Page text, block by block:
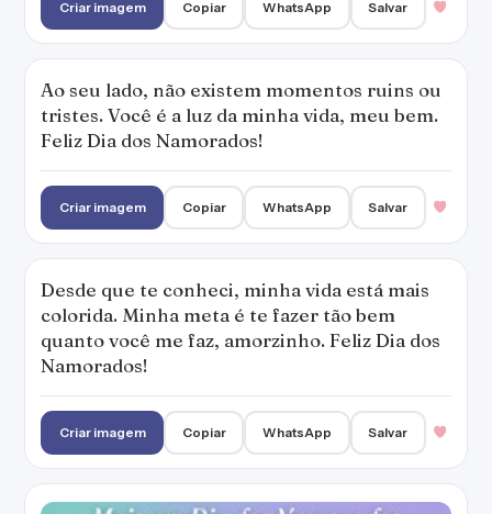
Criar imagem Copiar WhatsApp Salvar
Ao seu lado, não existem momentos ruins ou
tristes. Você é a luz da minha vida, meu bem.
Feliz Dia dos Namorados!
Criar imagem Copiar WhatsApp Salvar
Desde que te conheci, minha vida está mais
colorida. Minha meta é te fazer tão bem
quanto você me faz, amorzinho. Feliz Dia dos
Namorados!
Criar imagem Copiar WhatsApp Salvar